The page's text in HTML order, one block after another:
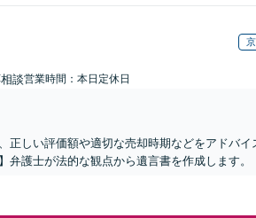
談営業時間：本日定休日
正しい評価額や適切な売却時期などをアドバイ
護士が法的な観点から遺言書を作成します。